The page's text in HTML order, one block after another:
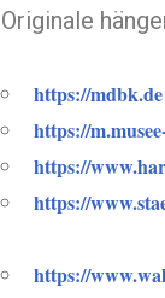
Originale
https://mdbk.de
https://
https://
https://
https://